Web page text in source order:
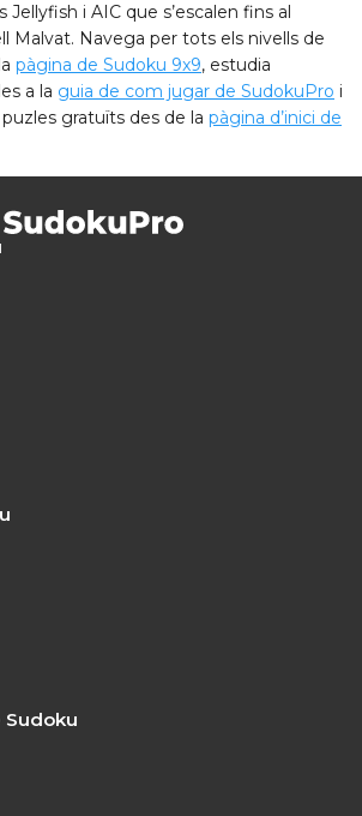
Jellyfish i AIC que s’escalen fins al
Malvat. Navega per tots els nivells de
pàgina de Sudoku 9x9, estudia
a la guia de com jugar de SudokuPro i
gratuïts des de la pàgina d’inici de
Sudoku